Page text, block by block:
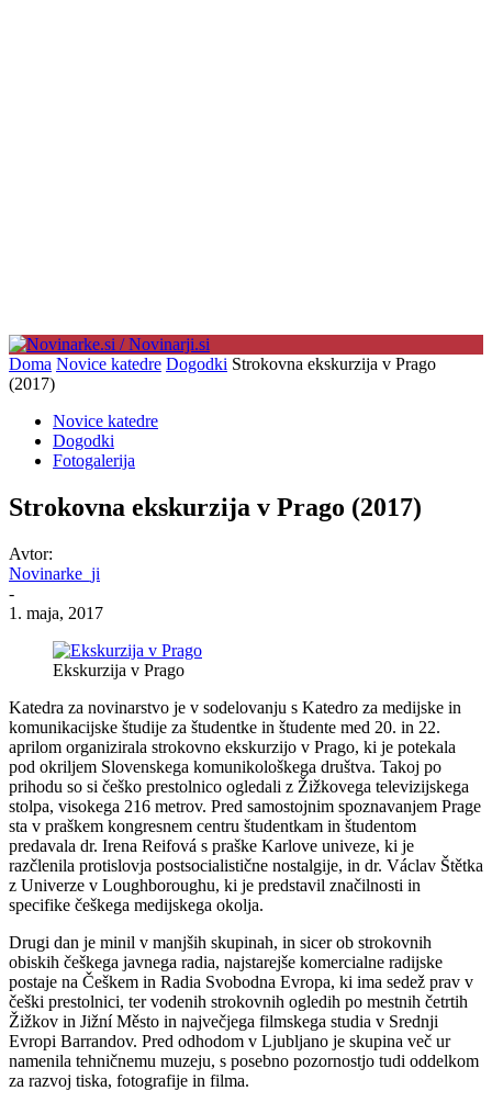
Doma Novice katedre Dogodki Strokovna ekskurzija v Prago
(2017)
Novice katedre
Dogodki
Fotogalerija
Strokovna ekskurzija v Prago (2017)
Avtor:
Novinarke_ji
-
1. maja, 2017
Ekskurzija v Prago
Katedra za novinarstvo je v sodelovanju s Katedro za medijske in
komunikacijske študije za študentke in študente med 20. in 22.
aprilom organizirala strokovno ekskurzijo v Prago, ki je potekala
pod okriljem Slovenskega komunikološkega društva. Takoj po
prihodu so si češko prestolnico ogledali z Žižkovega televizijskega
stolpa, visokega 216 metrov. Pred samostojnim spoznavanjem Prage
sta v praškem kongresnem centru študentkam in študentom
predavala dr. Irena Reifová s praške Karlove univeze, ki je
razčlenila protislovja postsocialistične nostalgije, in dr. Václav Štětka
z Univerze v Loughboroughu, ki je predstavil značilnosti in
specifike češkega medijskega okolja.
Drugi dan je minil v manjših skupinah, in sicer ob strokovnih
obiskih češkega javnega radia, najstarejše komercialne radijske
postaje na Češkem in Radia Svobodna Evropa, ki ima sedež prav v
češki prestolnici, ter vodenih strokovnih ogledih po mestnih četrtih
Žižkov in Jižní Město in največjega filmskega studia v Srednji
Evropi Barrandov. Pred odhodom v Ljubljano je skupina več ur
namenila tehničnemu muzeju, s posebno pozornostjo tudi oddelkom
za razvoj tiska, fotografije in filma.